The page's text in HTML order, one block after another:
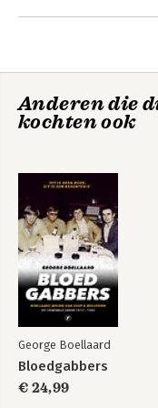
Andere
Wĳ willen gangster
worden
Anderen die
kochten ook
George Boellaard
Bloedgabbers
€ 24,99